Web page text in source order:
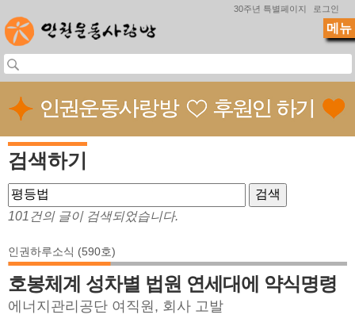
30주년 특별페이지 로그인
검색하기
101건의 글이 검색되었습니다.
인권하루소식 (590호)
호봉체계 성차별 법원 연세대에 약식명령
에너지관리공단 여직원, 회사 고발
메뉴